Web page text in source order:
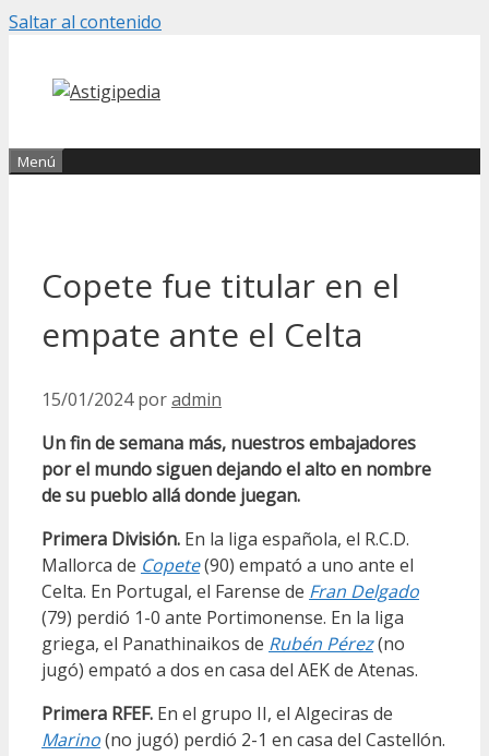
Saltar al contenido
Menú
Copete fue titular en el
empate ante el Celta
15/01/2024 poradmin
Un fin de semana más, nuestros embajadores
por el mundo siguen dejando el alto en nombre
de su pueblo allá donde juegan.
Primera División. En la liga española, el R.C.D.
Mallorca de Copete(90) empató a uno ante el
Celta. En Portugal, el Farense de Fran Delgado
(79) perdió 1-0 ante Portimonense. En la liga
griega, el Panathinaikos de Rubén Pérez(no
jugó) empató a dos en casa del AEK de Atenas.
Primera RFEF. En el grupo II, el Algeciras de
Marino(no jugó) perdió 2-1 en casa del Castellón.